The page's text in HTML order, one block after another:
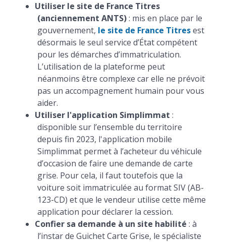
Utiliser le site de France Titres
(anciennement ANTS): mis en place par le
gouvernement, le site de France Titresest
désormais le seul service d’État compétent
pour les démarches d’immatriculation.
L’utilisation de la plateforme peut
néanmoins être complexe car elle ne prévoit
pas un accompagnement humain pour vous
aider.
Utiliser l'application Simplimmat :
disponible sur l’ensemble du territoire
depuis fin 2023, l'application mobile
Simplimmat permet à l’acheteur du véhicule
d’occasion de faire une demande de carte
grise. Pour cela, il faut toutefois que la
voiture soit immatriculée au format SIV (AB-
123-CD) et que le vendeur utilise cette même
application pour déclarer la cession.
Confier sa demande à un site habilité : à
l’instar de Guichet Carte Grise, le spécialiste